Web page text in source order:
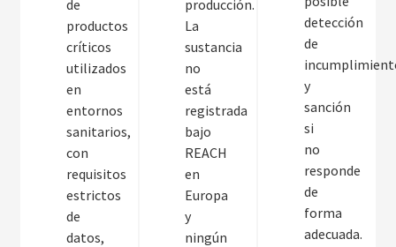
de
productos
críticos
utilizados
en
entornos
sanitarios,
con
requisitos
estrictos
de
datos,
producción.
La
sustancia
no
está
registrada
bajo
REACH
en
Europa
y
ningún
detección
de
y
sanción
si
no
responde
de
forma
adecuada.